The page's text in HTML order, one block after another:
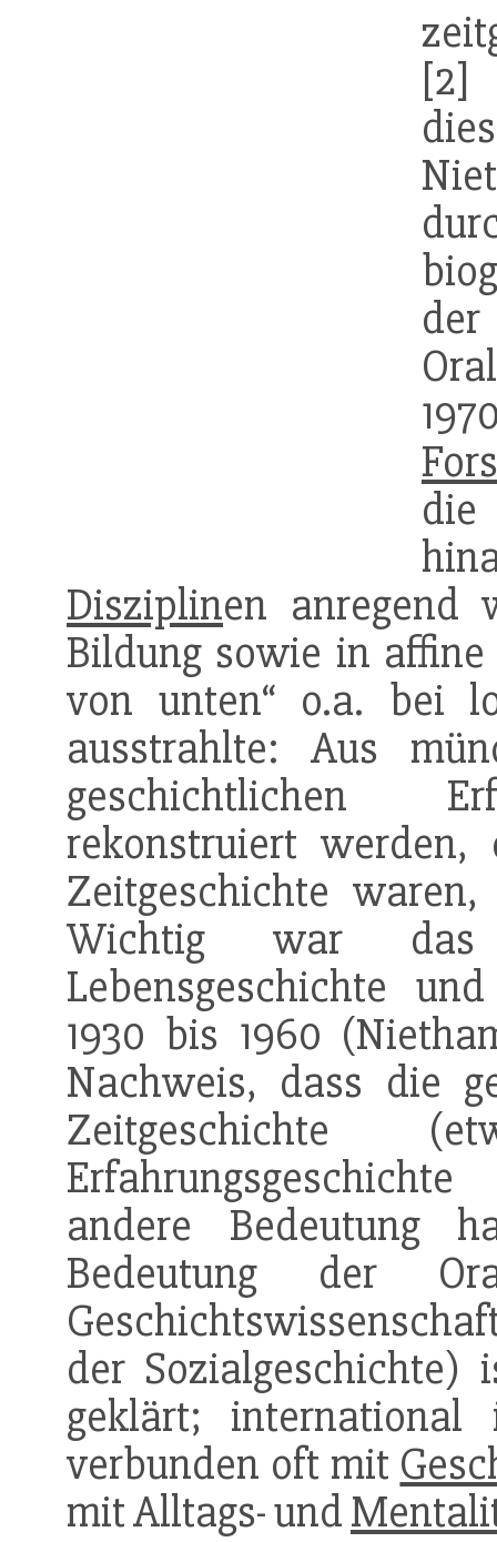
[2]
Disziplinen anregend
Bildung sowie in
von unten“ o.a. bei
ausstrahlte: Aus
geschichtlichen
rekonstruiert
Zeitgeschichte
Wichtig war das
Lebensgeschichte
1930 bis 1960
Nachweis, dass die
andere Bedeutung
Bedeutung der
der
geklärt;
verbunden oft mit
mit Alltags- und